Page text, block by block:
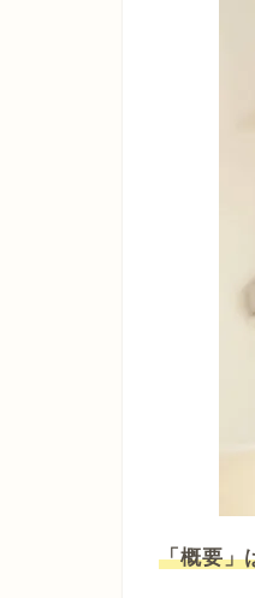
「概要」